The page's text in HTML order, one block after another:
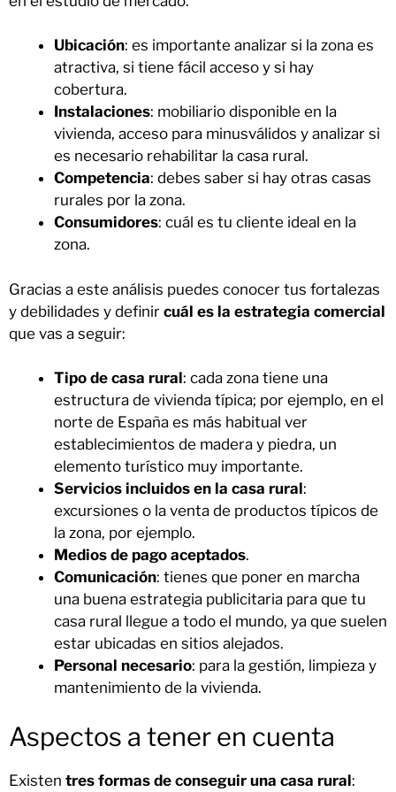
Ubicación: es importante analizar si la zona es
atractiva, si tiene fácil acceso y si hay
cobertura.
Instalaciones: mobiliario disponible en la
vivienda, acceso para minusválidos y analizar si
es necesario rehabilitar la casa rural.
Competencia: debes saber si hay otras casas
rurales por la zona.
Consumidores: cuál es tu cliente ideal en la
zona.
Gracias a este análisis puedes conocer tus fortalezas
y debilidades y definir cuál es la estrategia comercial
que vas a seguir:
Tipo de casa rural: cada zona tiene una
estructura de vivienda típica; por ejemplo, en el
norte de España es más habitual ver
establecimientos de madera y piedra, un
elemento turístico muy importante.
Servicios incluidos en la casa rural:
excursiones o la venta de productos típicos de
la zona, por ejemplo.
Medios de pago aceptados.
Comunicación: tienes que poner en marcha
una buena estrategia publicitaria para que tu
casa rural llegue a todo el mundo, ya que suelen
estar ubicadas en sitios alejados.
Personal necesario: para la gestión, limpieza y
mantenimiento de la vivienda.
Aspectos a tener en cuenta
Existen tres formas de conseguir una casa rural: